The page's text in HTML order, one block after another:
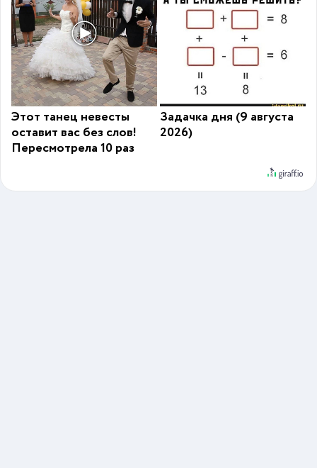
Этот танец невесты
оставит вас без слов!
Пересмотрела 10 раз
Задачка дня (9 августа
2026)